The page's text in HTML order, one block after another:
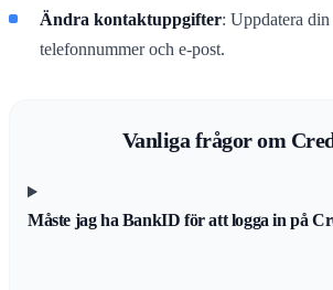
Ändra kontaktuppgifter: Uppdatera din
telefonnummer och e-post.
Vanliga frågor om
Måste jag ha BankID för att logga in på